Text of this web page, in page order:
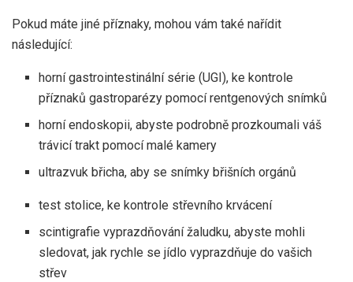
Pokud máte jiné příznaky, mohou vám také nařídit
následující:
horní gastrointestinální série (UGI), ke kontrole
příznaků gastroparézy pomocí rentgenových snímků
horní endoskopii, abyste podrobně prozkoumali váš
trávicí trakt pomocí malé kamery
ultrazvuk břicha, aby se snímky břišních orgánů
test stolice, ke kontrole střevního krvácení
scintigrafie vyprazdňování žaludku, abyste mohli
sledovat, jak rychle se jídlo vyprazdňuje do vašich
střev